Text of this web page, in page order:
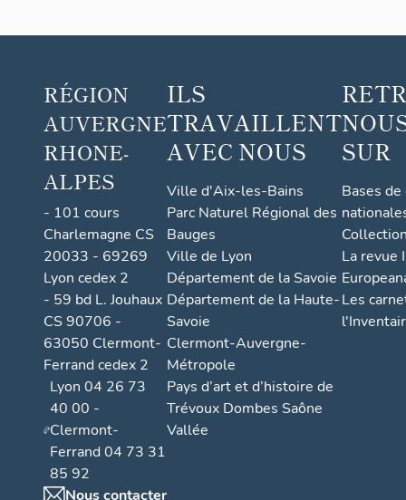
RÉGION
AUVERGNE
RHONE-
ALPES
- 101 cours
Charlemagne CS
20033 - 69269
Lyon cedex 2
- 59 bd L. Jouhaux
CS 90706 -
63050 Clermont-
Ferrand cedex 2
Lyon 04 26 73
40 00 -
Clermont-
Ferrand 04 73 31
85 92
Nous contacter
ILS
TRAVAILLENT
AVEC NOUS
Ville d'Aix-les-Bains
Parc Naturel Régional des
Bauges
Ville de Lyon
Département de la Savoie
Département de la Haute-
Savoie
Clermont-Auvergne-
Métropole
Pays d’art et d’histoire de
Trévoux Dombes Saône
Vallée
SUR
Bases
La revue
Les